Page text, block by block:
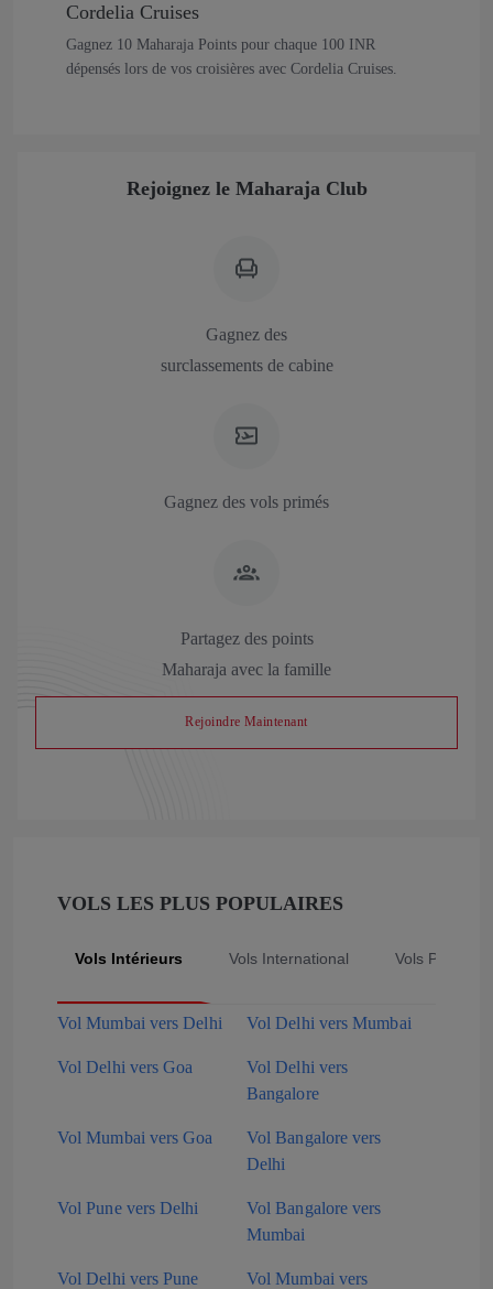
Cordelia Cruises
Gagnez 10 Maharaja Points pour chaque 100 INR
dépensés lors de vos croisières avec Cordelia Cruises.
Rejoignez le Maharaja Club
Gagnez des
surclassements de cabine
Gagnez des vols primés
Partagez des points
Maharaja avec la famille
Rejoindre Maintenant
VOLS LES PLUS POPULAIRES
Vols Intérieurs Vols International Vols
Vol Mumbai vers Delhi Vol Delhi vers Mumbai
Vol Delhi vers Goa
Vol Delhi vers
Bangalore
Vol Mumbai vers Goa
Vol Bangalore vers
Delhi
Vol Pune vers Delhi
Vol Bangalore vers
Mumbai
Vol Delhi vers Pune
Vol Mumbai vers